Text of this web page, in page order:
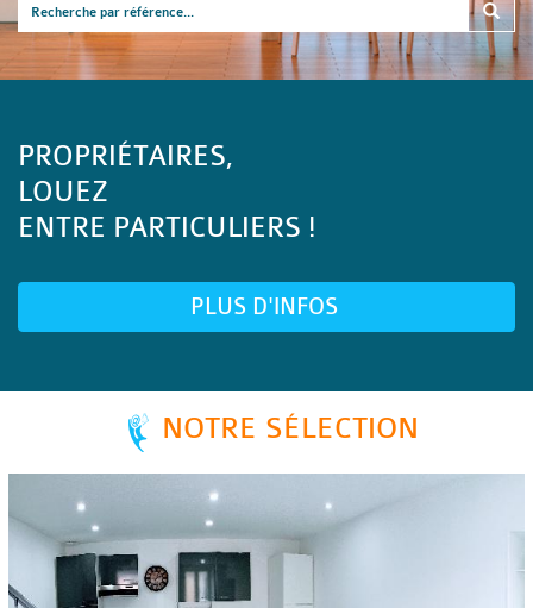
PROPRIÉTAIRES,
LOUEZ
ENTRE PARTICULIERS !
PLUS D'INFOS
NOTRE SÉLECTION